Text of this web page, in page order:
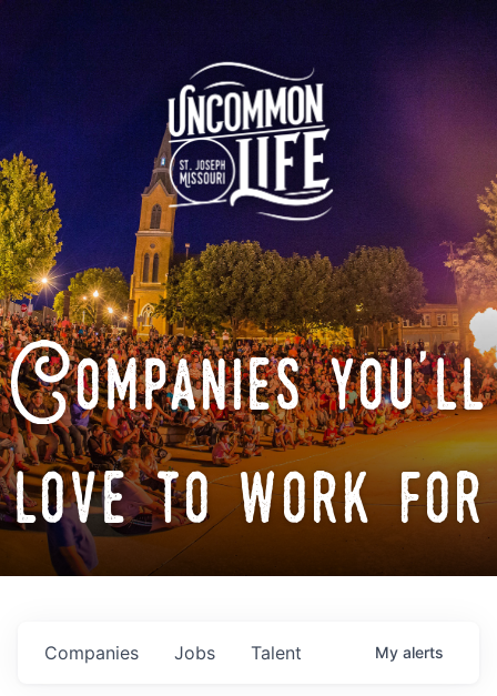
Companies you'll
love to work for
Jobs
Companies Talent My alerts